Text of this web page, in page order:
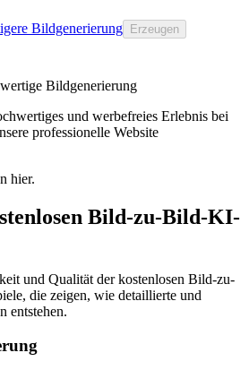
Bildgenerierung Erzeugen
Bildgenerierung
und werbefreies Erlebnis bei
professionelle Website
hier.
Bild-zu-Bild-KI-
und Qualität der kostenlosen Bild-zu-
die zeigen, wie detaillierte und
entstehen.